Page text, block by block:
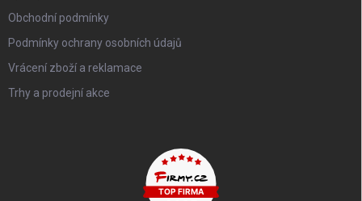
Obchodní podmínky
Podmínky ochrany osobních údajů
Vrácení zboží a reklamace
Trhy a prodejní akce